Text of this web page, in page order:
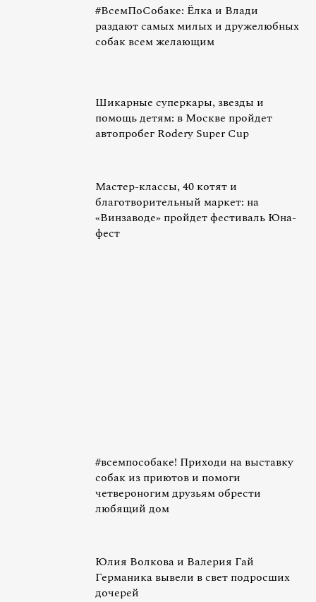
#ВсемПоСобаке: Ёлка и Влади
раздают самых милых и дружелюбных
собак всем желающим
Шикарные суперкары, звезды и
помощь детям: в Москве пройдет
автопробег Rodery Super Cup
Мастер-классы, 40 котят и
благотворительный маркет: на
«Винзаводе» пройдет фестиваль Юна-
фест
#всемпособаке! Приходи на выставку
собак из приютов и помоги
четвероногим друзьям обрести
любящий дом
Юлия Волкова и Валерия Гай
Германика вывели в свет подросших
дочерей